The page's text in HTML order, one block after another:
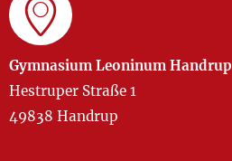
Gymnasium Leoninum Handrup
Hestruper Straße 1
49838 Handrup